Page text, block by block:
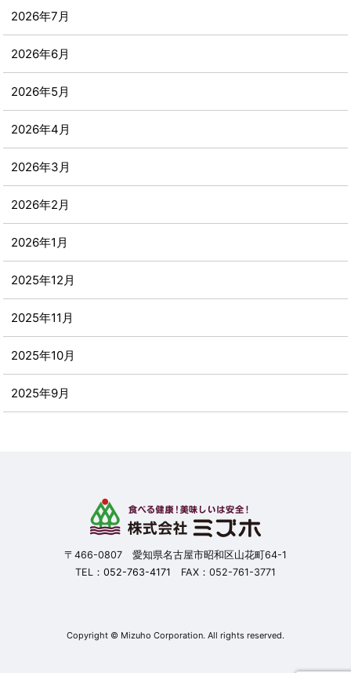
2026年7月
2026年6月
2026年5月
2026年4月
2026年3月
2026年2月
2026年1月
2025年12月
2025年11月
2025年10月
2025年9月
〒466-0807 愛知県名古屋市昭和区山花町64-1
TEL： 052-763-4171 FAX：052-761-3771
Copyright © Mizuho Corporation. All rights reserved.